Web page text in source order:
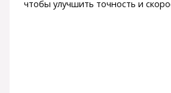
чтобы улучшить точность и